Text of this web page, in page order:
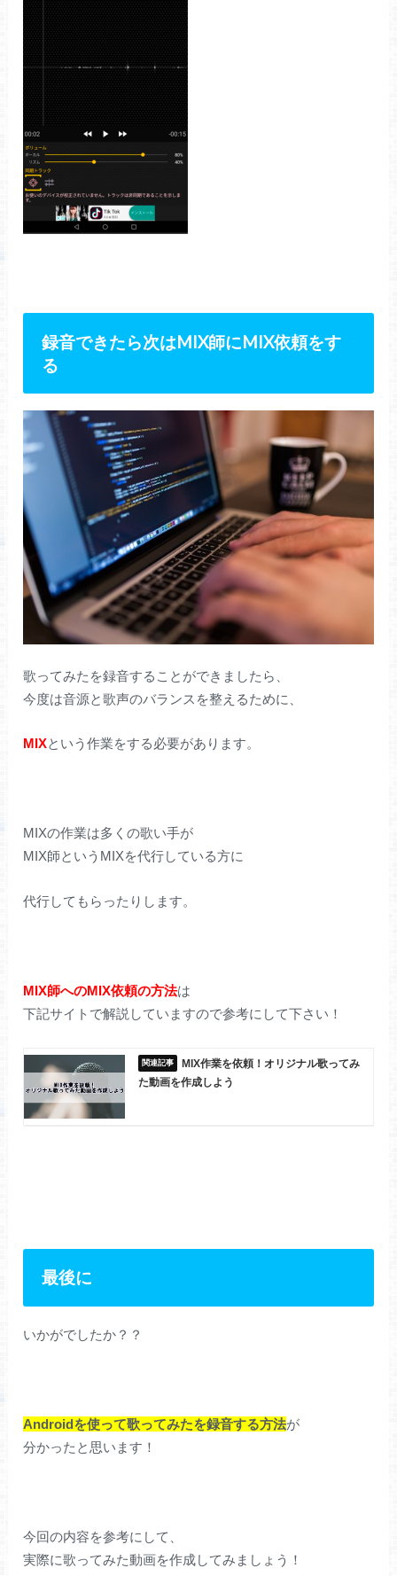
録音できたら次はMIX師にMIX依頼をす
る
歌ってみたを録音することができましたら、
今度は音源と歌声のバランスを整えるために、
MIXという作業をする必要があります。
MIXの作業は多くの歌い手が
MIX師というMIXを代行している方に
代行してもらったりします。
MIX師へのMIX依頼の方法は
下記サイトで解説していますので参考にして下さい！
MIX作業を依頼！オリジナル歌ってみ
た動画を作成しよう
最後に
いかがでしたか？？
Androidを使って歌ってみたを録音する方法が
分かったと思います！
今回の内容を参考にして、
実際に歌ってみた動画を作成してみましょう！